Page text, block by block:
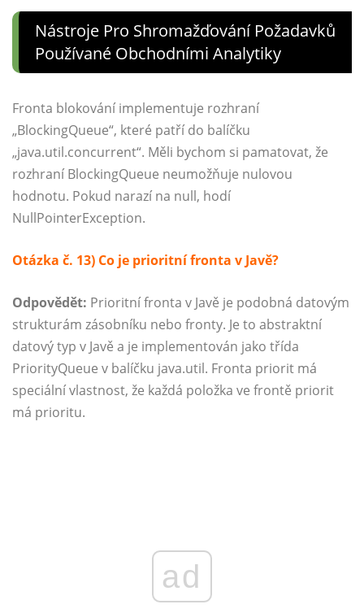
Nástroje Pro Shromažďování Požadavků
Používané Obchodními Analytiky
Fronta blokování implementuje rozhraní
„BlockingQueue“, které patří do balíčku
„java.util.concurrent“. Měli bychom si pamatovat, že
rozhraní BlockingQueue neumožňuje nulovou
hodnotu. Pokud narazí na null, hodí
NullPointerException.
Otázka č. 13) Co je prioritní fronta v Javě?
Odpovědět: Prioritní fronta v Javě je podobná datovým
strukturám zásobníku nebo fronty. Je to abstraktní
datový typ v Javě a je implementován jako třída
PriorityQueue v balíčku java.util. Fronta priorit má
speciální vlastnost, že každá položka ve frontě priorit
má prioritu.
ad